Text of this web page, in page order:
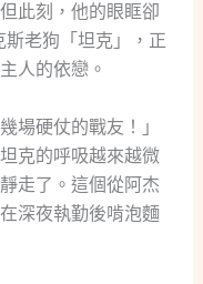
此刻，他的眼眶卻
老狗「坦克」，正
人的依戀。
場硬仗的戰友！」
克的呼吸越來越微
走了。這個從阿杰
深夜執勤後啃泡麵